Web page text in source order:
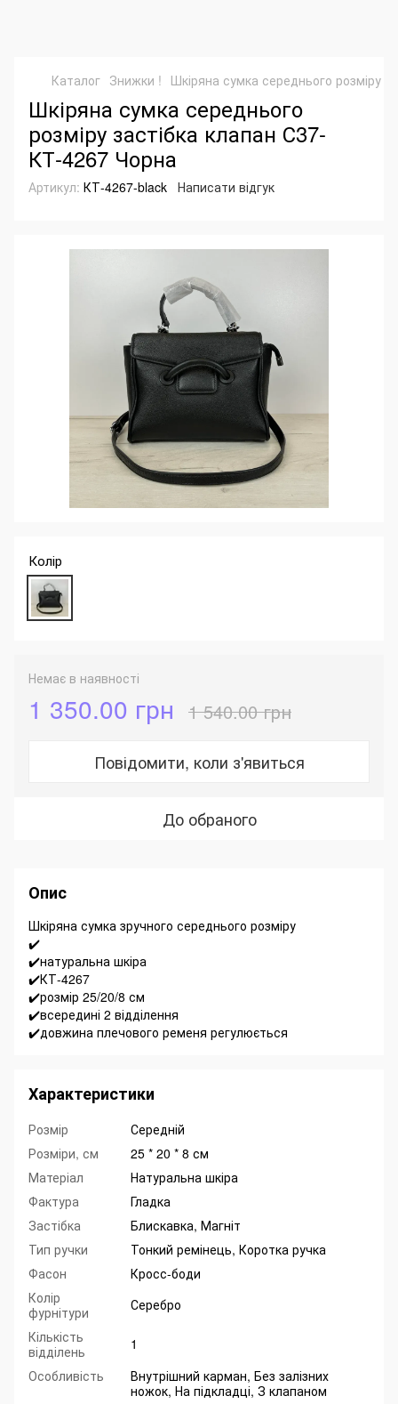
Каталог Знижки ! Шкіряна сумка середнього розміру
Шкіряна сумка середнього
розміру застібка клапан С37-
КТ-4267 Чорна
Артикул: КТ-4267-black Написати відгук
Колір
Немає в наявності
1 350.00 грн 1 540.00 грн
Повідомити, коли з'явиться
До обраного
Опис
Шкіряна сумка зручного середнього розміру
✔️
✔️натуральна шкіра
✔️КТ-4267
✔️розмір 25/20/8 см
✔️всередині 2 відділення
✔️довжина плечового ременя регулюється
Характеристики
Розмір
Середній
Розміри, см
25 * 20 * 8 см
Матеріал
Натуральна шкіра
Фактура
Гладка
Застібка
Блискавка, Магніт
Тип ручки
Тонкий ремінець, Коротка ручка
Фасон
Кросс-боди
Колір
фурнітури
Серебро
Кількість
відділень
1
Особливість
Внутрішний карман, Без залізних
ножок, На підкладці, З клапаном